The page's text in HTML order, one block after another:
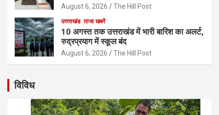
August 6, 2026 The Hill Post
उत्तराखंड ताजा खबरें
10 अगस्त तक उत्तराखंड में भारी बारिश का अलर्ट,
रुद्रप्रयाग में स्कूल बंद
August 6, 2026 The Hill Post
विविध